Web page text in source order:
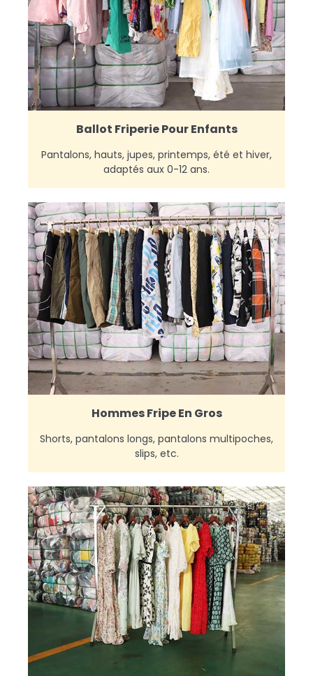
Ballot Friperie Pour Enfants
Pantalons, hauts, jupes, printemps, été et hiver,
adaptés aux 0-12 ans.
Hommes Fripe En Gros
Shorts, pantalons longs, pantalons multipoches,
slips, etc.